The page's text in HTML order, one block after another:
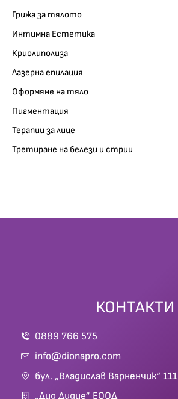
Грижа за тялото
Интимна Естетика
Криолиполиза
Лазерна епилация
Оформяне на тяло
Пигментация
Терапии за лице
Третиране на белези и стрии
КОНТАКТИ
0889 766 575
info@dionapro.com
бул. „Владислав Варненчик“ 111
„Дид Дидие” ЕООД